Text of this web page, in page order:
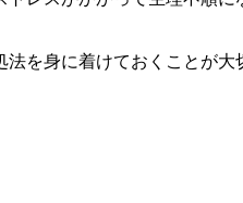
を身に着けておくことが